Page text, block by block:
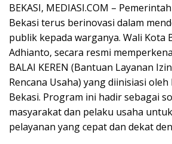
BEKASI, MEDIASI.COM –
Bekasi terus berinovasi dalam
publik kepada warganya. Wali Kota
Adhianto, secara resmi
BALAI KEREN (Bantuan Layanan
Rencana Usaha) yang diinisiasi oleh
Bekasi. Program ini hadir sebagai
masyarakat dan pelaku usaha
pelayanan yang cepat dan dekat